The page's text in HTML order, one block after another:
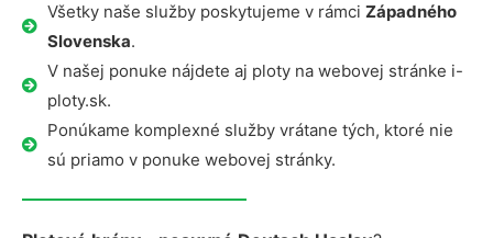
Všetky naše služby poskytujeme v rámci Západného
Slovenska.
V našej ponuke nájdete aj ploty na webovej stránke i-
ploty.sk.
Ponúkame komplexné služby vrátane tých, ktoré nie
sú priamo v ponuke webovej stránky.